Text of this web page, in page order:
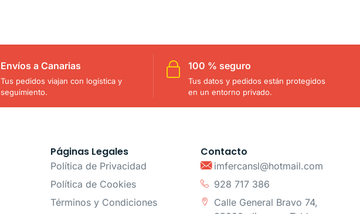
Envíos a Canarias
Tus pedidos viajan con logística y
seguimiento.
100 % seguro
Tus datos y pedidos están protegidos
en un entorno privado.
Páginas Legales
Política de Privacidad
Política de Cookies
Términos y Condiciones
Contacto
imfercansl@hotmail.com
928 717 386
Calle General Bravo 74,